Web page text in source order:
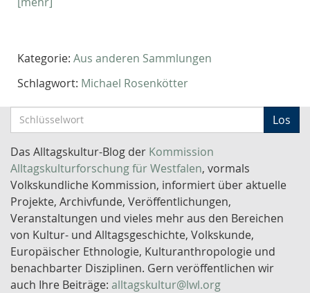
Kategorie: Aus anderen Sammlungen
Schlagwort: Michael Rosenkötter
c
h
l
ü
s
s
e
l
w
o
Los
Das Alltagskultur-Blog der Kommission
Alltagskulturforschung für Westfalen, vormals
Volkskundliche Kommission, informiert über aktuelle
Projekte, Archivfunde, Veröffentlichungen,
Veranstaltungen und vieles mehr aus den Bereichen
von Kultur- und Alltagsgeschichte, Volkskunde,
Europäischer Ethnologie, Kulturanthropologie und
benachbarter Disziplinen. Gern veröffentlichen wir
auch Ihre Beiträge: alltagskultur@lwl.org